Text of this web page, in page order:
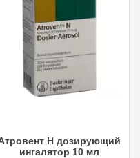
Доспир раствор для
ингаляций 60 x 2.5 мл